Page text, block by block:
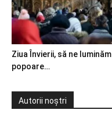
Ziua Învierii, să ne luminăm
popoare…
Autorii noștri